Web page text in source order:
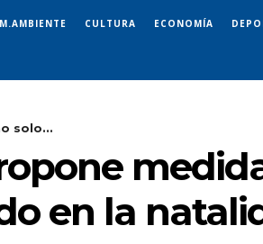
CULTURA ECONOMÍA
solo...
en la